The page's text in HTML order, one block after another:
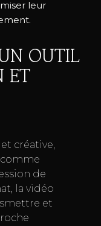
leur
OUTIL
ET
créative,
comme
de
la vidéo
et